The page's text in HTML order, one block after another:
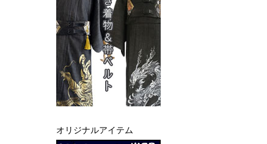
オリジナルアイテム